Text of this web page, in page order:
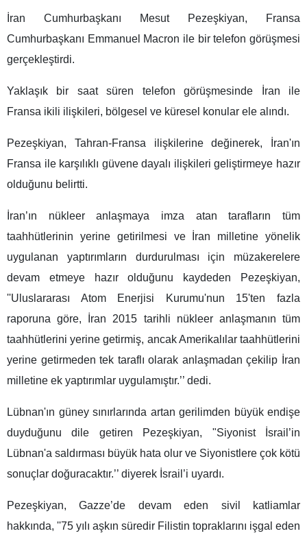
İran Cumhurbaşkanı Mesut Pezeşkiyan, Fransa
Cumhurbaşkanı Emmanuel Macron ile bir telefon görüşmesi
gerçekleştirdi.
Yaklaşık bir saat süren telefon görüşmesinde İran ile
Fransa ikili ilişkileri, bölgesel ve küresel konular ele alındı.
Pezeşkiyan, Tahran-Fransa ilişkilerine değinerek, İran'ın
Fransa ile karşılıklı güvene dayalı ilişkileri geliştirmeye hazır
olduğunu belirtti.
İran’ın nükleer anlaşmaya imza atan tarafların tüm
taahhütlerinin yerine getirilmesi ve İran milletine yönelik
uygulanan yaptırımların durdurulması için müzakerelere
devam etmeye hazır olduğunu kaydeden Pezeşkiyan,
''Uluslararası Atom Enerjisi Kurumu'nun 15'ten fazla
raporuna göre, İran 2015 tarihli nükleer anlaşmanın tüm
taahhütlerini yerine getirmiş, ancak Amerikalılar taahhütlerini
yerine getirmeden tek taraflı olarak anlaşmadan çekilip İran
milletine ek yaptırımlar uygulamıştır.’’ dedi.
Lübnan'ın güney sınırlarında artan gerilimden büyük endişe
duyduğunu dile getiren Pezeşkiyan, "Siyonist İsrail’in
Lübnan'a saldırması büyük hata olur ve Siyonistlere çok kötü
sonuçlar doğuracaktır.’’ diyerek İsrail’i uyardı.
Pezeşkiyan, Gazze’de devam eden sivil katliamlar
hakkında, ''75 yılı aşkın süredir Filistin topraklarını işgal eden